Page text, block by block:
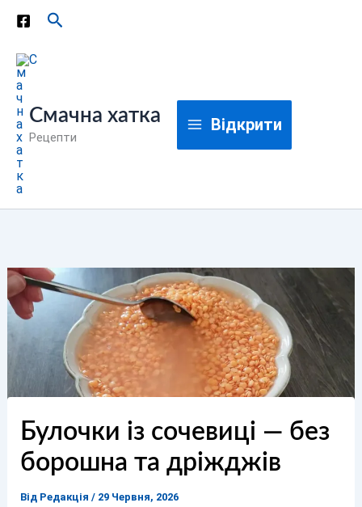
Перейти
вмісту
Пошук
Смачна хатка
Рецепти
Відкрити
Булочки із сочевиці — без
борошна та дріжджів
Від Редакція / 29 Червня, 2026